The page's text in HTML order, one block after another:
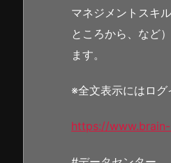
マネジメントスキ
ところから、など
ます。
※全文表示にはログ
https://